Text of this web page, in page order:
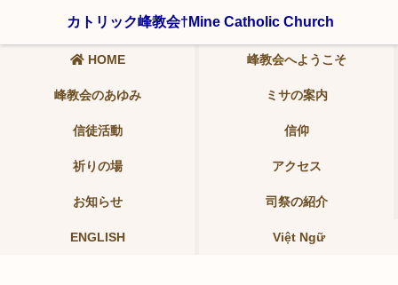
HOME 峰教会へようこそ
峰教会のあゆみ ミサの案内
信徒活動 信仰
祈りの場 アクセス
お知らせ 司祭の紹介
ENGLISH Việt Ngữ
カトリック峰教会†Mine Catholic Church